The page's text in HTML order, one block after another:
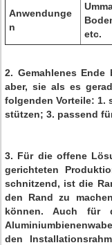
Anwendunge
n
etc.
2. Gemahlenes
aber, sie als es
folgenden Vorteile: 1.
stützen; 3. passend
3. Für die offene
gerichteten
schnitzend, ist die
den Rand zu
können. Auch für
den